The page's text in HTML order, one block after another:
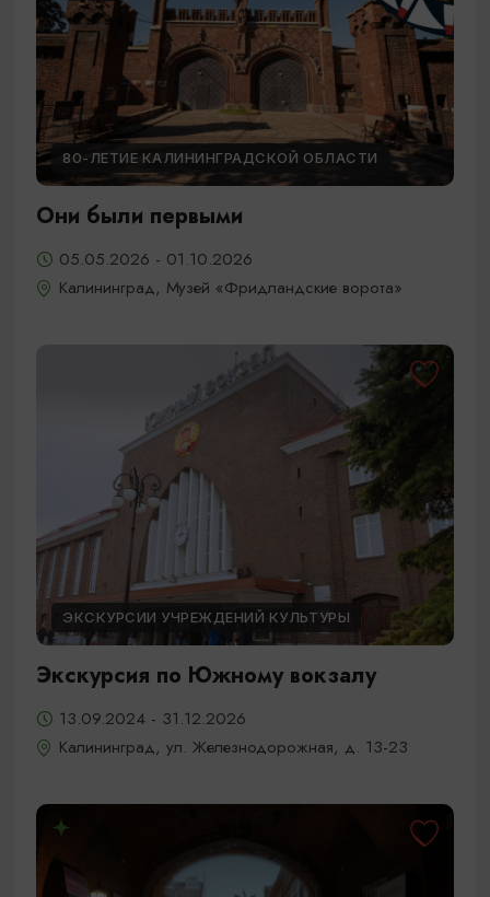
80-ЛЕТИЕ КАЛИНИНГРАДСКОЙ ОБЛАСТИ
Они были первыми
05.05.2026 - 01.10.2026
Калининград, Музей «Фридландские ворота»
ЭКСКУРСИИ УЧРЕЖДЕНИЙ КУЛЬТУРЫ
Экскурсия по Южному вокзалу
13.09.2024 - 31.12.2026
Калининград, ул. Железнодорожная, д. 13-23